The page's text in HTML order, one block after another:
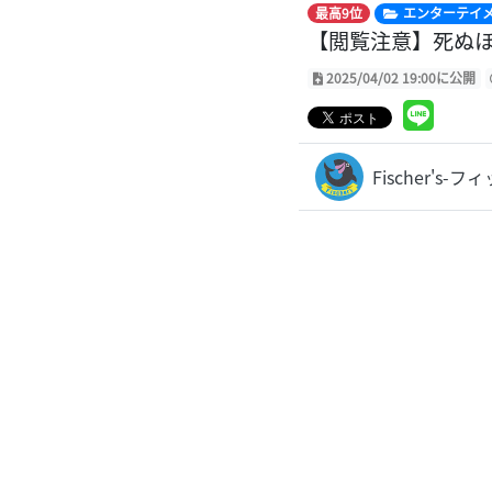
最高9位 エンターテイ
【閲覧注意】死ぬ
2025/04/02 19:00に公開
Fischer's-フィ